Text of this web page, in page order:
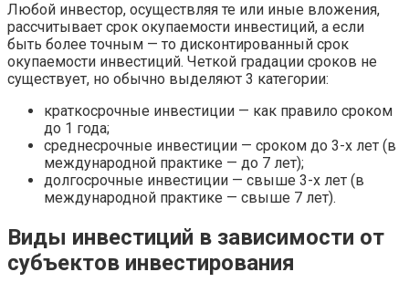
Любой инвестор, осуществляя те или иные вложения,
рассчитывает срок окупаемости инвестиций, а если
быть более точным — то дисконтированный срок
окупаемости инвестиций. Четкой градации сроков не
существует, но обычно выделяют 3 категории:
краткосрочные инвестиции — как правило сроком
до 1 года;
среднесрочные инвестиции — сроком до 3-х лет (в
международной практике — до 7 лет);
долгосрочные инвестиции — свыше 3-х лет (в
международной практике — свыше 7 лет).
Виды инвестиций в зависимости от
субъектов инвестирования